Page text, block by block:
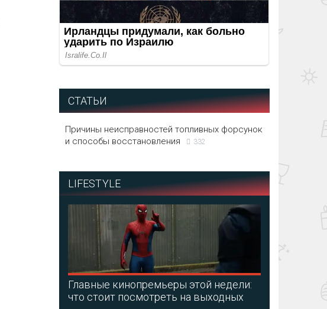
СТАТЬИ
Причины неисправностей топливных форсунок
и способы восстановления
332
LIFESTYLE
Главные кинопремьеры этой недели:
что стоит посмотреть на выходных